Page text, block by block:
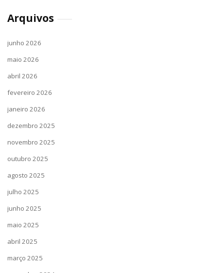
Arquivos
junho 2026
maio 2026
abril 2026
fevereiro 2026
janeiro 2026
dezembro 2025
novembro 2025
outubro 2025
agosto 2025
julho 2025
junho 2025
maio 2025
abril 2025
março 2025